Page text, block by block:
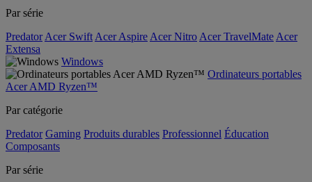
Par série
Predator Acer Swift Acer Aspire Acer Nitro Acer TravelMate Acer
Extensa
Windows
Ordinateurs portables
Acer AMD Ryzen™
Par catégorie
Predator Gaming Produits durables Professionnel Éducation
Composants
Par série